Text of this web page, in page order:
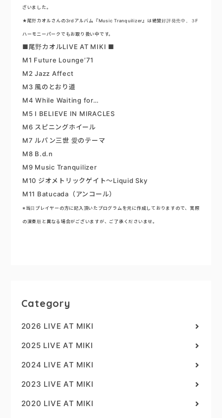
ざいました。
★尾野カオルさんの3rdアルバム『Music Tranquilizer』は絶賛好評発売中。３F
ハーモニーパークでもお取り扱い中です。
■尾野カオルLIVE AT MIKI ■
M1 Future Lounge’71
M2 Jazz Affect
M3 風のとおり道
M4 While Waiting for…
M5 I BELIEVE IN MIRACLES
M6 スピニングホイール
M7 ルパン三世 愛のテーマ
M8 B.d.n
M9 Music Tranquilizer
M10 ジオメトリックゲイト～Liquid Sky
M11 Batucada（アンコール）
※当日プレイヤーの方に記入頂いたプログラムを元に作成しておりますので、実際
の演奏順と異なる場合がございますが、ご了承くださいませ。
Category
2026 LIVE AT MIKI
2025 LIVE AT MIKI
2024 LIVE AT MIKI
2023 LIVE AT MIKI
2020 LIVE AT MIKI